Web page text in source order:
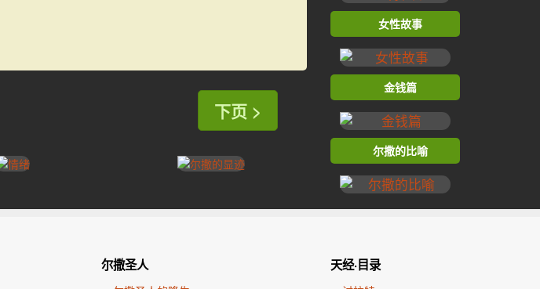
下页 >
女性故事
金钱篇
尔撒的比喻
尔撒圣人 天经·目录